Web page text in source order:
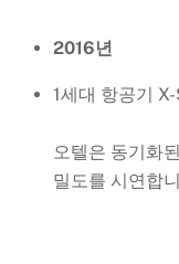
2016년
1세대 항공기
오텔은 동기화
밀도를 시연합